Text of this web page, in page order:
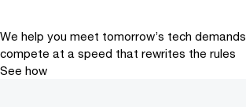
We help you meet tomorrow’s tech demands
compete at a speed that rewrites the rules
See how